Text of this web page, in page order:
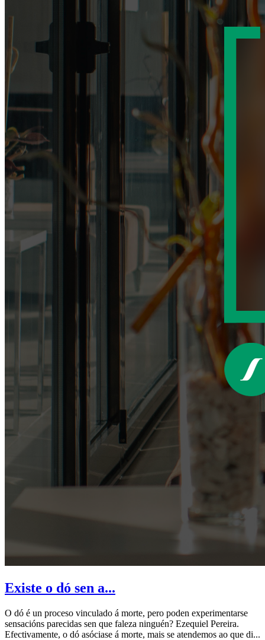
Existe o dó sen a...
O dó é un proceso vinculado á morte, pero poden experimentarse
sensacións parecidas sen que faleza ninguén? Ezequiel Pereira.
Efectivamente, o dó asóciase á morte, mais se atendemos ao que di...